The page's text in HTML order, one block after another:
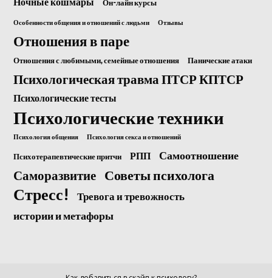
Он-лайн курсы
Особенности общения и отношений с людьми Отзывы
Отношения в паре
Отношения с любимыми, семейные отношения Панические атаки
Психологическая травма ПТСР КПТСР
Психологические тесты
Психологические техники
Психология общения Психология секса и отношений
Психотерапевтические притчи РПП Самоотношение
Саморазвитие Советы психолога
Стресс! Тревога и тревожность
истории и метафоры